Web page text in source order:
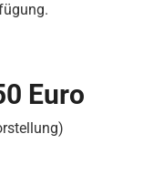
Euro